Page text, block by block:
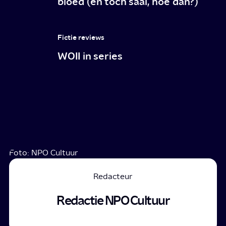
Fictie reviews
WOII in series
Foto: NPO Cultuur
Redacteur
Redactie NPO Cultuur